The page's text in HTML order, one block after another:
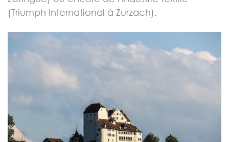
(Triumph International à Zurzach).